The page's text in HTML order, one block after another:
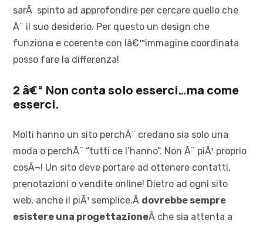
sarÃ spinto ad approfondire per cercare quello che
Ã¨ il suo desiderio. Per questo un design che
funziona e coerente con lâ€™immagine coordinata
posso fare la differenza!
2 â€“ Non conta solo esserci…ma come
esserci.
Molti hanno un sito perchÃ¨ credano sia solo una
moda o perchÃ¨ “tutti ce l’hanno”. Non Ã¨ piÃ¹ proprio
cosÃ¬! Un sito deve portare ad ottenere contatti,
prenotazioni o vendite online! Dietro ad ogni sito
web, anche il piÃ¹ semplice,Â dovrebbe sempre
esistere una progettazioneÂ che sia attenta a